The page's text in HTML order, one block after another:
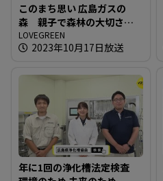
このまち思い 広島ガスの
森 親子で森林の大切さを
学ぶ
LOVEGREEN
2023年10月17日放送
年に1回の浄化槽法定検査